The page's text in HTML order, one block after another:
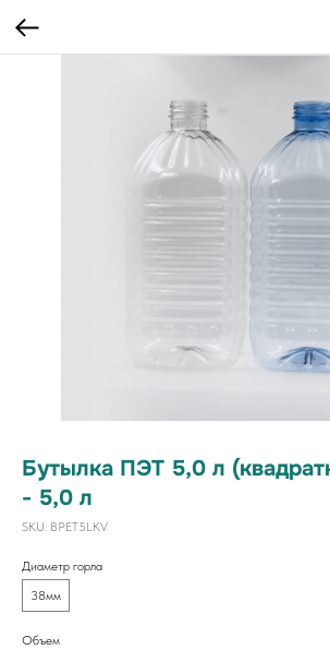
Бутылка ПЭТ 5,0 л
- 5,0 л
SKU: BPET5LKV
Диаметр горла
38мм
Объем